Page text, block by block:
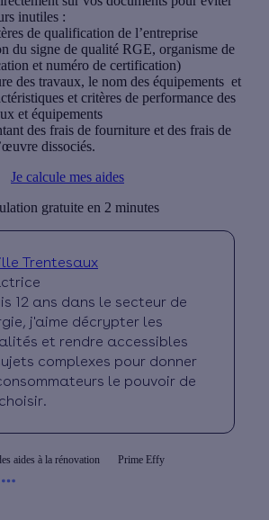
inutiles :
de qualification de l’entreprise
du signe de qualité RGE, organisme de
et numéro de certification)
des travaux, le nom des équipements et
et critères de performance des
et équipements
des frais de fourniture et des frais de
dissociés.
Je calcule mes aides
gratuite en 2 minutes
Trentesaux
12 ans dans le secteur de
j'aime décrypter les
et rendre accessibles
complexes pour donner
le pouvoir de
aides à la rénovation
Prime Effy